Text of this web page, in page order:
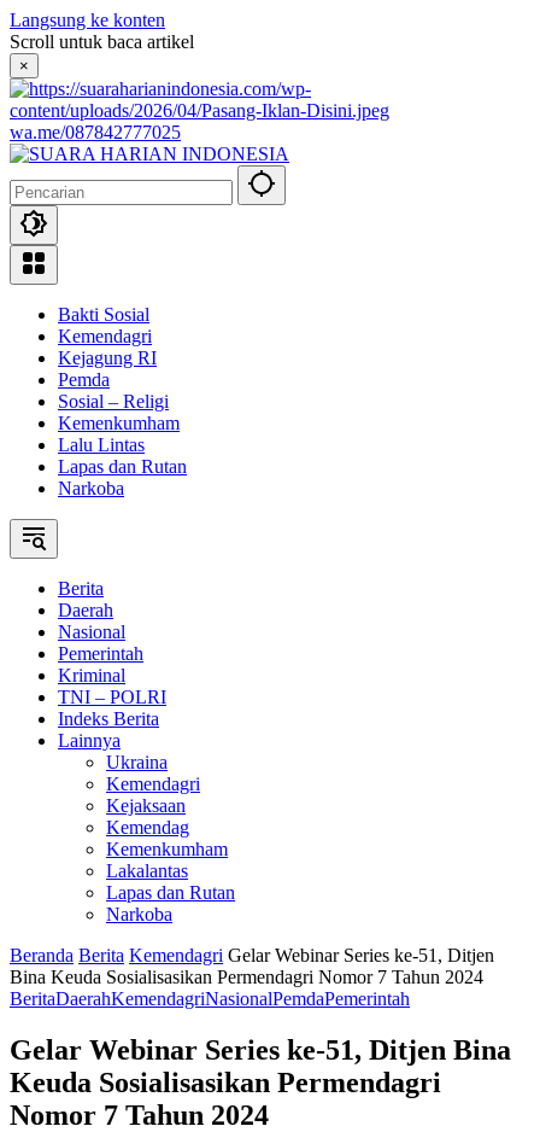
Langsung ke konten
Scroll untuk baca artikel
×
wa.me/087842777025
Bakti Sosial
Kemendagri
Kejagung RI
Pemda
Sosial – Religi
Kemenkumham
Lalu Lintas
Lapas dan Rutan
Narkoba
Berita
Daerah
Nasional
Pemerintah
Kriminal
TNI – POLRI
Indeks Berita
Lainnya
Ukraina
Kemendagri
Kejaksaan
Kemendag
Kemenkumham
Lakalantas
Lapas dan Rutan
Narkoba
Beranda Berita Kemendagri Gelar Webinar Series ke-51, Ditjen
Bina Keuda Sosialisasikan Permendagri Nomor 7 Tahun 2024
BeritaDaerahKemendagriNasionalPemdaPemerintah
Gelar Webinar Series ke-51, Ditjen Bina
Keuda Sosialisasikan Permendagri
Nomor 7 Tahun 2024